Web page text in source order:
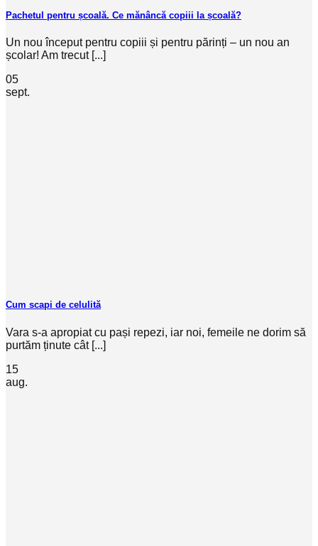
Pachetul pentru școală. Ce mănâncă copiii la școală?
Un nou început pentru copiii și pentru părinți – un nou an
școlar! Am trecut [...]
05
sept.
Cum scapi de celulită
Vara s-a apropiat cu pași repezi, iar noi, femeile ne dorim să
purtăm ținute cât [...]
15
aug.